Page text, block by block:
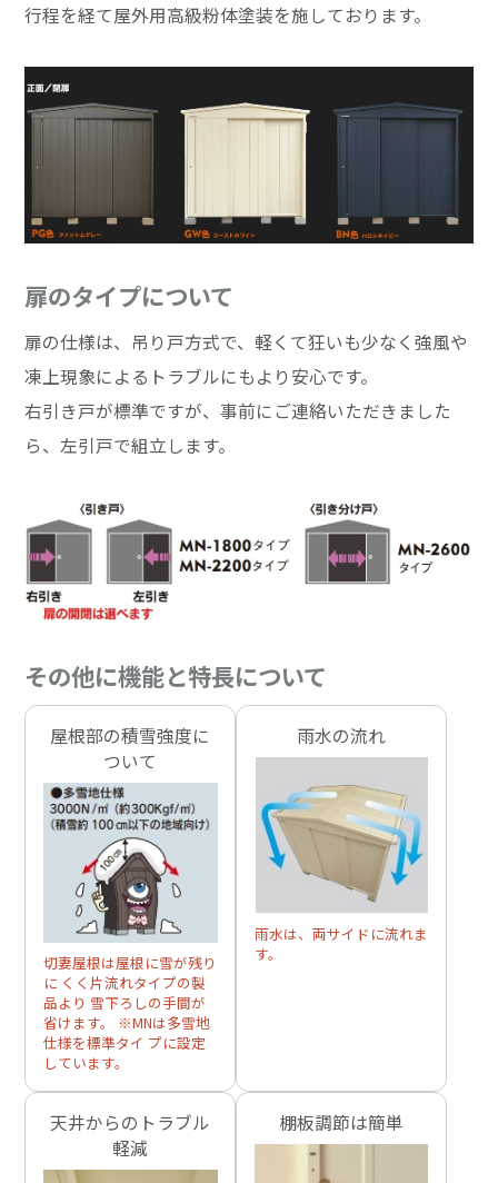
行程を経て屋外用高級粉体塗装を施しております。
扉のタイプについて
扉の仕様は、吊り戸方式で、軽くて狂いも少なく強風や
凍上現象によるトラブルにもより安心です。
右引き戸が標準ですが、事前にご連絡いただきました
ら、左引戸で組立します。
その他に機能と特長について
屋根部の積雪強度に
ついて
切妻屋根は屋根に雪が残り
に くく片流れタイプの製
品より 雪下ろしの手間が
省けます。 ※MNは多雪地
仕様を標準タイ プに設定
しています。
雨水の流れ
雨水は、両サイドに流れま
す。
天井からのトラブル
軽減
棚板調節は簡単